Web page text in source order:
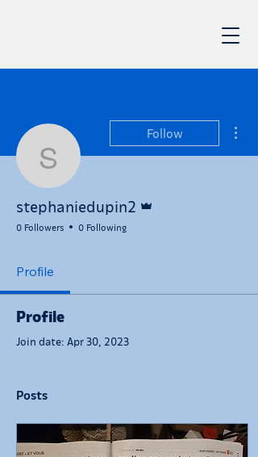
stephaniedupin2
Follow
stephaniedupin2
0 Followers 0 Following
Profile
Profile
Join date: Apr 30, 2023
Posts